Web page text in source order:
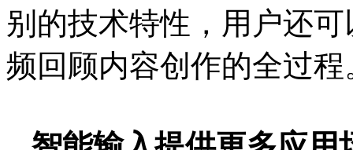
别的技术特性，用户还
频回顾内容创作的全过程